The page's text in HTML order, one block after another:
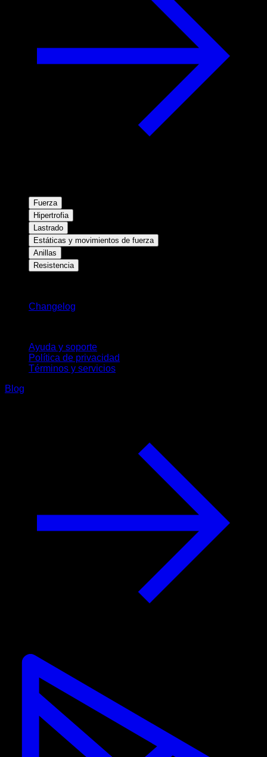
Fuerza
Hipertrofia
Lastrado
Estáticas y movimientos de fuerza
Anillas
Resistencia
Changelog
Ayuda y soporte
Política de privacidad
Términos y servicios
Blog